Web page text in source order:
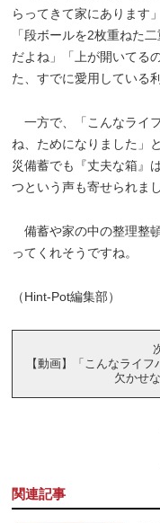
らってきて家にあります
「段ボールを2枚重ねた
だよね」「上が開いてる
た、すでに愛用している
一方で、「こんなライ
ね、ためになりました」
災備蓄でも『丈夫な箱』
つという声も寄せられまし
備蓄や家の中の整理整
ってくれそうですね。
（Hint-Pot編集部）
【動画】「こんなライ
欠かせ
関連記事